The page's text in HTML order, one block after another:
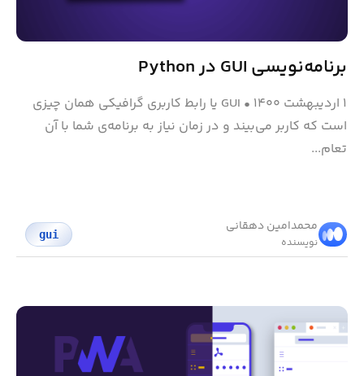
برنامه‌نویسی GUI در Python
۱ اردیبهشت ۱۴۰۰ •
GUI یا رابط کاربری گرافیکی همان چیزی
است که کاربر می‌‎بیند و در زمان نیاز به برنامه‌ی شما با آن
تعام...
محمد‌امین دهقانی
نویسنده
gui